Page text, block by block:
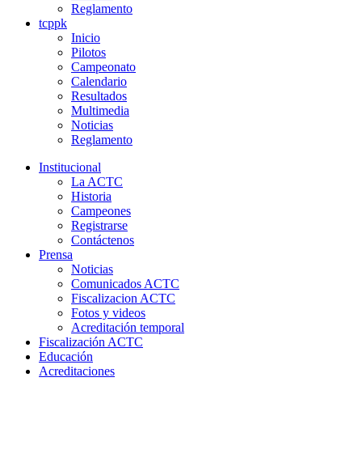
Reglamento
tcppk
Inicio
Pilotos
Campeonato
Calendario
Resultados
Multimedia
Noticias
Reglamento
Institucional
La ACTC
Historia
Campeones
Registrarse
Contáctenos
Prensa
Noticias
Comunicados ACTC
Fiscalizacion ACTC
Fotos y videos
Acreditación temporal
Fiscalización ACTC
Educación
Acreditaciones